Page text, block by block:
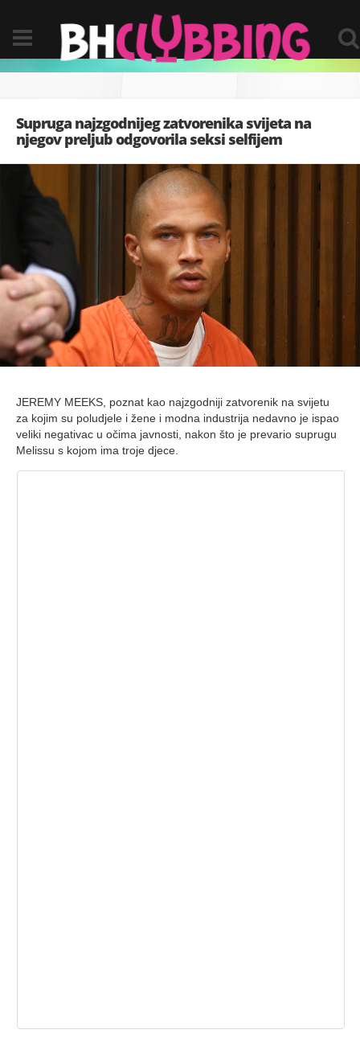
Supruga najzgodnijeg zatvorenika svijeta na
njegov preljub odgovorila seksi selfijem
JEREMY MEEKS, poznat kao najzgodniji zatvorenik na svijetu
za kojim su poludjele i žene i modna industrija nedavno je ispao
veliki negativac u očima javnosti, nakon što je prevario suprugu
Melissu s kojom ima troje djece.